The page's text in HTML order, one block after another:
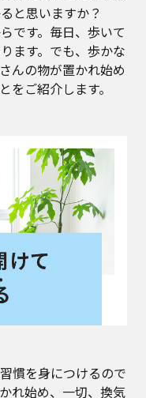
と思いますか？
です。毎日、歩いて
ます。でも、歩かな
んの物が置かれ始め
をご紹介します。
慣を身につけるので
れ始め、一切、換気